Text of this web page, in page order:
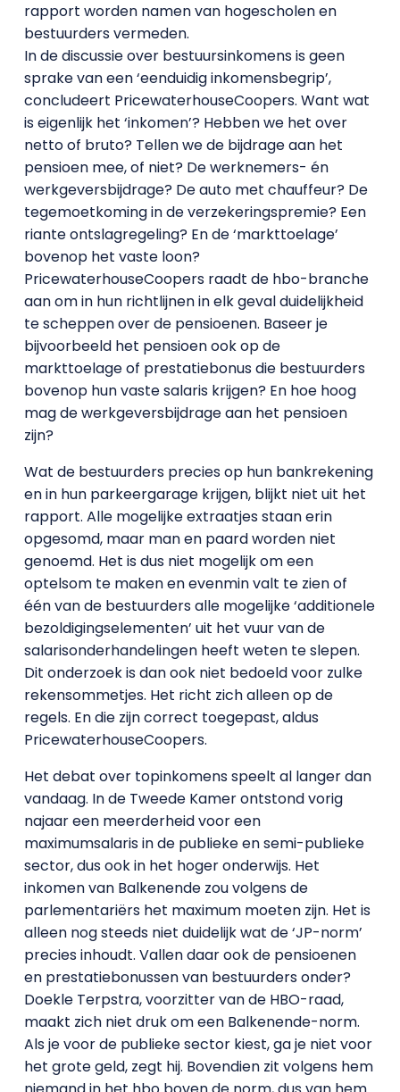
rapport worden namen van hogescholen en
bestuurders vermeden.
In de discussie over bestuursinkomens is geen
sprake van een ‘eenduidig inkomensbegrip’,
concludeert PricewaterhouseCoopers. Want wat
is eigenlijk het ‘inkomen’? Hebben we het over
netto of bruto? Tellen we de bijdrage aan het
pensioen mee, of niet? De werknemers- én
werkgeversbijdrage? De auto met chauffeur? De
tegemoetkoming in de verzekeringspremie? Een
riante ontslagregeling? En de ‘markttoelage’
bovenop het vaste loon?
PricewaterhouseCoopers raadt de hbo-branche
aan om in hun richtlijnen in elk geval duidelijkheid
te scheppen over de pensioenen. Baseer je
bijvoorbeeld het pensioen ook op de
markttoelage of prestatiebonus die bestuurders
bovenop hun vaste salaris krijgen? En hoe hoog
mag de werkgeversbijdrage aan het pensioen
zijn?
Wat de bestuurders precies op hun bankrekening
en in hun parkeergarage krijgen, blijkt niet uit het
rapport. Alle mogelijke extraatjes staan erin
opgesomd, maar man en paard worden niet
genoemd. Het is dus niet mogelijk om een
optelsom te maken en evenmin valt te zien of
één van de bestuurders alle mogelijke ‘additionele
bezoldigingselementen’ uit het vuur van de
salarisonderhandelingen heeft weten te slepen.
Dit onderzoek is dan ook niet bedoeld voor zulke
rekensommetjes. Het richt zich alleen op de
regels. En die zijn correct toegepast, aldus
PricewaterhouseCoopers.
Het debat over topinkomens speelt al langer dan
vandaag. In de Tweede Kamer ontstond vorig
najaar een meerderheid voor een
maximumsalaris in de publieke en semi-publieke
sector, dus ook in het hoger onderwijs. Het
inkomen van Balkenende zou volgens de
parlementariërs het maximum moeten zijn. Het is
alleen nog steeds niet duidelijk wat de ‘JP-norm’
precies inhoudt. Vallen daar ook de pensioenen
en prestatiebonussen van bestuurders onder?
Doekle Terpstra, voorzitter van de HBO-raad,
maakt zich niet druk om een Balkenende-norm.
Als je voor de publieke sector kiest, ga je niet voor
het grote geld, zegt hij. Bovendien zit volgens hem